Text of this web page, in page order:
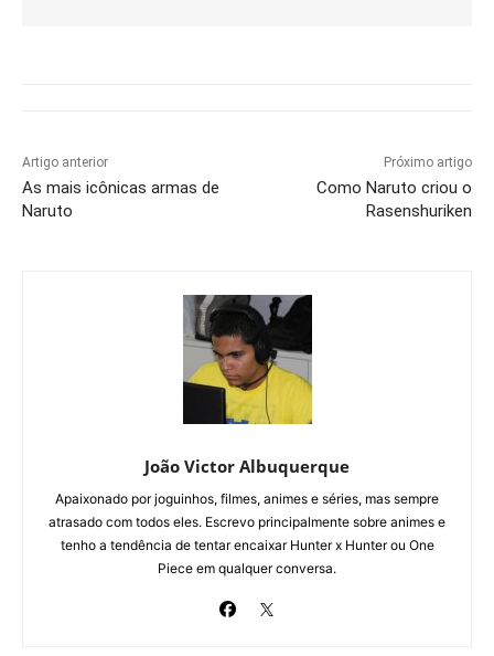
Artigo anterior
As mais icônicas armas de
Naruto
Próximo artigo
Como Naruto criou o
Rasenshuriken
João Victor Albuquerque
Apaixonado por joguinhos, filmes, animes e séries, mas sempre
atrasado com todos eles. Escrevo principalmente sobre animes e
tenho a tendência de tentar encaixar Hunter x Hunter ou One
Piece em qualquer conversa.